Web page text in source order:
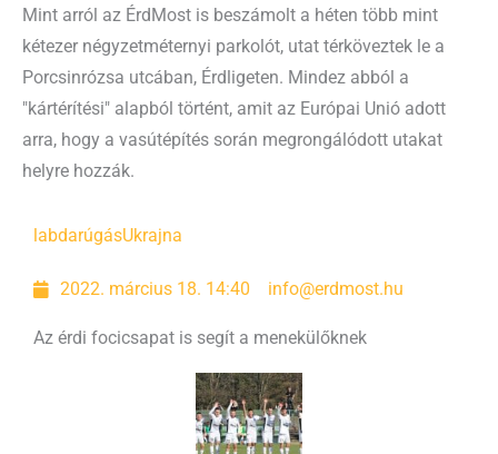
Mint arról az ÉrdMost is beszámolt a héten több mint
kétezer négyzetméternyi parkolót, utat térköveztek le a
Porcsinrózsa utcában, Érdligeten. Mindez abból a
"kártérítési" alapból történt, amit az Európai Unió adott
arra, hogy a vasútépítés során megrongálódott utakat
helyre hozzák.
labdarúgásUkrajna
2022. március 18. 14:40 info@erdmost.hu
Az érdi focicsapat is segít a menekülőknek